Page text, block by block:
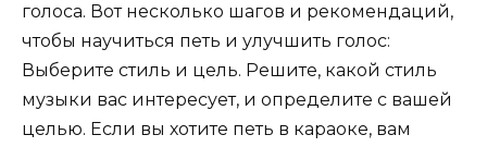
голоса. Вот несколько шагов и рекомендаций,
чтобы научиться петь и улучшить голос:
Выберите стиль и цель. Решите, какой стиль
музыки вас интересует, и определите с вашей
целью. Если вы хотите петь в караоке, вам